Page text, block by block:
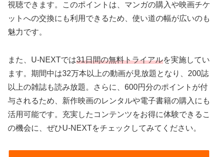
視聴できます。このポイントは、マンガの購入や映画チケ
ットへの交換にも利用できるため、使い道の幅が広いのも
魅力です。
また、U-NEXTでは31日間の無料トライアルを実施してい
ます。期間中は32万本以上の動画が見放題となり、200誌
以上の雑誌も読み放題。さらに、600円分のポイントが付
与されるため、新作映画のレンタルや電子書籍の購入にも
活用可能です。充実したコンテンツをお得に体験できるこ
の機会に、ぜひU-NEXTをチェックしてみてください。